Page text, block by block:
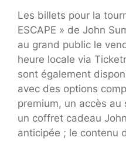
Les billets pour la
ESCAPE » de John
au grand public le
heure locale via
sont également
avec des options
premium, un accès
un coffret cadeau
anticipée ; le contenu